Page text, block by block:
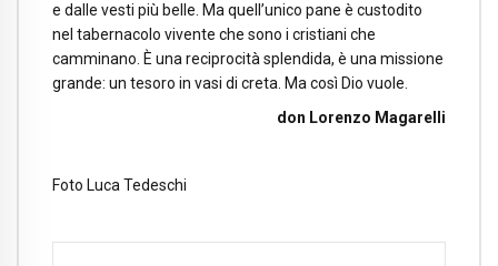
e dalle vesti più belle. Ma quell’unico pane è custodito
nel tabernacolo vivente che sono i cristiani che
camminano. È una reciprocità splendida, è una missione
grande: un tesoro in vasi di creta. Ma così Dio vuole.
don Lorenzo Magarelli
Foto Luca Tedeschi